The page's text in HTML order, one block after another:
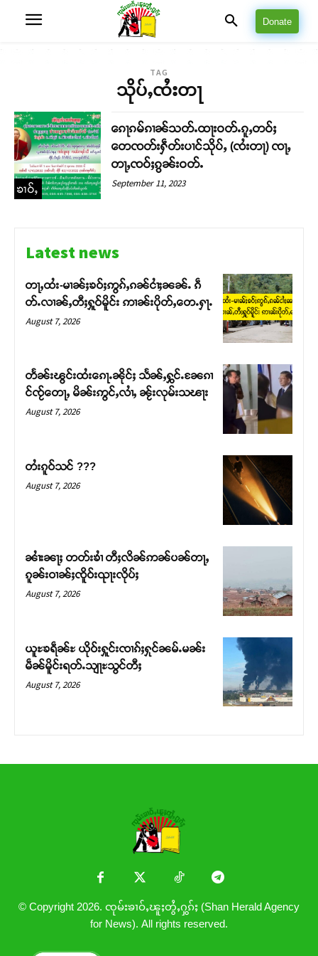
တႃႇႁႂ်ႈသဵင်ၵၢင်ၸႂ်ၵူၼ်းမိူင်း ၵူႈတီႈၵူႈလႅၼ်ပေႃးတေၸွ
တ်ႇ တူဝ်ႈလုမ်ႈၾႃႉၼၼ်ႉ ၶဝ်ႈႁူမ်ႈၵမ်ႉထႅမ် ၸုမ်းၶၢ
ဝ်ႇၽူႈတွႆႇႁွၵ်ႈ လႆႈယူႇၶႃႈဢေႃႈ။
Donate
TAG
သိုပ်ႇၸႆးတႃ
ၶၢဝ်ႇ
ၵေႃၵမ်ၵၢၼ်သတ်ႉထႃးဝတ်ႉၵူႇတဝ်ႈ
တေၸတ်းႁဵတ်းပၢင်သိုပ်ႇ (ၸႆးတႃ) ၸႃႇ
တႃႇၸဝ်ႈၵွၼ်းဝတ်ႉ
September 11, 2023
Latest news
တႃႇထႆး-မၢၼ်ႈၶဝ်ႈဢွၵ်ႇၵၼ်ငၢႆႈၼၼ်ႉ ၵဵ
တ်ႉလၢၼ်ႇတီႈႁူဝ်မိူင်း ဢၢၼ်းပိုတ်ႇတေႉႁႃႉ
August 7, 2026
တႅၼ်းၽွင်းထႆးၵေႃႉၼိုင်ႈ သႅၼ်ႇႁွင်ႉၼႄၵၢ
င်ၸႂ်တေႃႇ မိၼ်းဢွင်ႇလၢႆႇ ၼႂ်းလုမ်းသၽႃး
August 7, 2026
တႆးၵူဝ်သင် ???
August 7, 2026
ၼၢႆးၼႃႈ တတ်းၶၢႆ တီႈလိၼ်ဢၼ်ပၼ်တႃႇ
ၵူၼ်းဝၢၼ်ႈၸိူဝ်းၺႃးလိုပ်ႈ
August 7, 2026
ယူႊၶရဵၼ်ႊ ယိုဝ်းႁူင်းၸၢၵ်ႈႁုင်ၼမ်ႉမၼ်း
မဵၼ်မိူင်းရတ်ႉသျႃႊသွင်တီႈ
August 7, 2026
© Copyright 2026. ၸုမ်းၶၢဝ်ႇၽူႈတွႆႇႁွၵ်ႈ (Shan Herald Agency
for News). All rights reserved.